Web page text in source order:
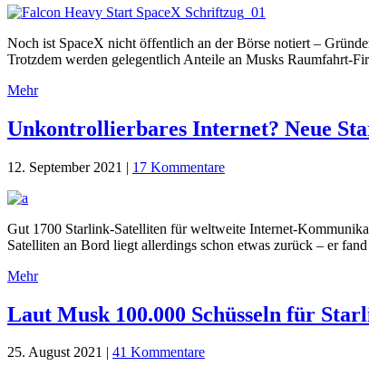
Noch ist SpaceX nicht öffentlich an der Börse notiert –
Trotzdem werden gelegentlich Anteile an Musks Raumfahrt-
Mehr
Unkontrollierbares Internet? Neue
12. September 2021 | 17 Kommentare
Gut 1700 Starlink-Satelliten für weltweite Internet-
Satelliten an Bord liegt allerdings schon etwas zurück – er
Mehr
Laut Musk 100.000 Schüsseln für
25. August 2021 | 41 Kommentare